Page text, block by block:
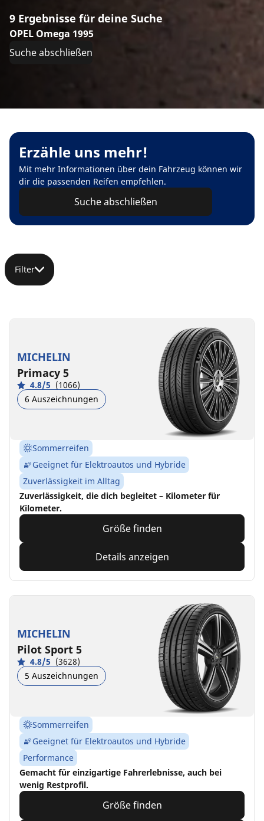
9 Ergebnisse für deine Suche
OPEL Omega 1995
Suche abschließen
Erzähle uns mehr!
Mit mehr Informationen über dein Fahrzeug können wir
dir die passenden Reifen empfehlen.
Suche abschließen
Filter
MICHELIN
Primacy 5
4.8/5 (1066)
6 Auszeichnungen
Sommerreifen
Geeignet für Elektroautos und Hybride
Zuverlässigkeit im Alltag
Zuverlässigkeit, die dich begleitet – Kilometer für
Kilometer.
Größe finden
Details anzeigen
MICHELIN
Pilot Sport 5
4.8/5 (3628)
5 Auszeichnungen
Sommerreifen
Geeignet für Elektroautos und Hybride
Performance
Gemacht für einzigartige Fahrerlebnisse, auch bei
wenig Restprofil.
Größe finden